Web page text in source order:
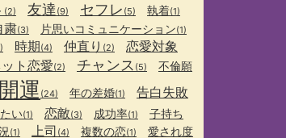
(2) 友達 (9) セフレ (5) 執着(1)
粛(3) 片思いコミュニケーション(1)
時期(4) 仲直り (2) 恋愛対象
ト恋愛(2) チャンス (5)
不倫願
開運 (24) 年の差婚(1) 告白失敗
い(1) 恋敵(3) 成功率(1) 子持ち
(1) 上司 (4) 複数の恋(1) 愛され度